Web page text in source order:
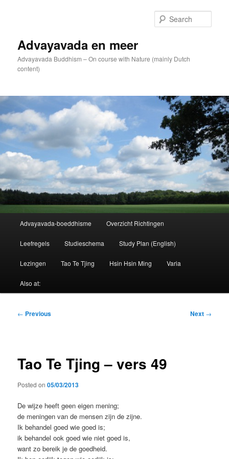
Advayavada en meer
Advayavada Buddhism – On course with Nature (mainly Dutch
content)
Advayavada-boeddhisme Overzicht Richtingen
Leefregels Studieschema Study Plan (English)
Lezingen Tao Te Tjing Hsin Hsin Ming Varia
Also at:
Post
← Previous Next →
Tao Te Tjing – vers 49
Posted on05/03/2013
De wijze heeft geen eigen mening;
de meningen van de mensen zijn de zijne.
Ik behandel goed wie goed is;
ik behandel ook goed wie niet goed is,
want zo bereik je de goedheid.